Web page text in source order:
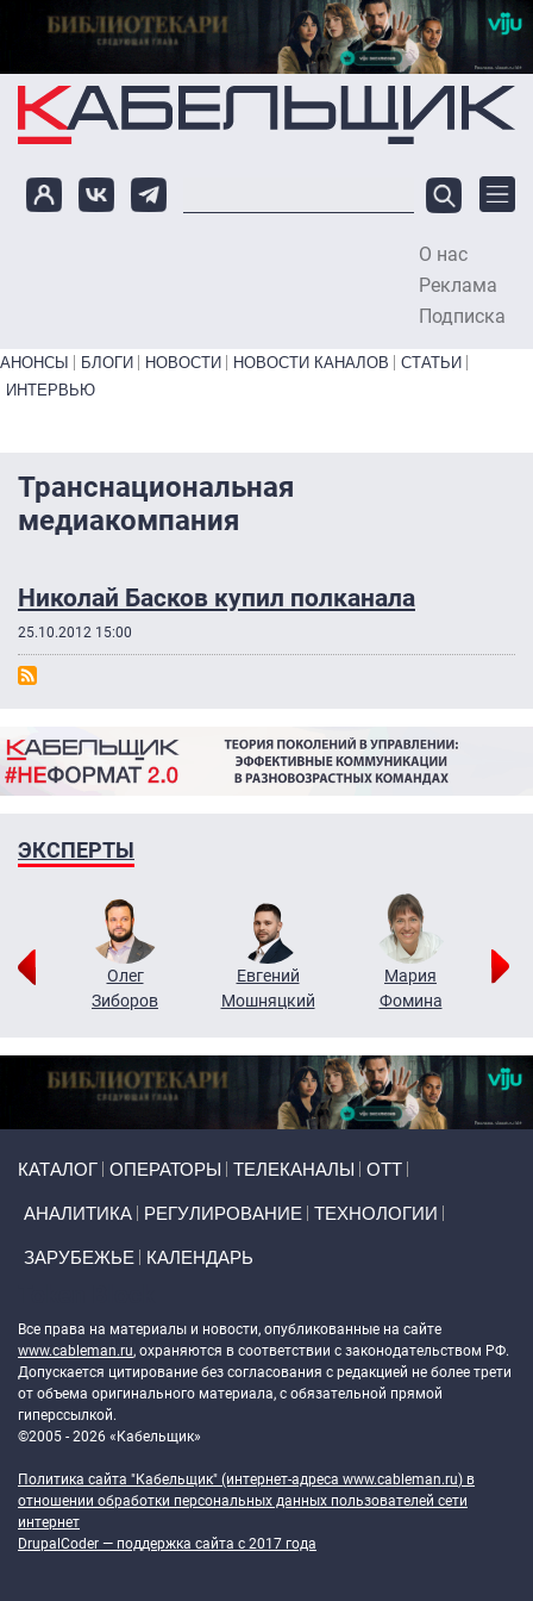
Перейти к основному содержанию
О нас
Реклама
Подписка
Primary links bottom
АНОНСЫ БЛОГИ НОВОСТИ НОВОСТИ КАНАЛОВ
СТАТЬИ
ИНТЕРВЬЮ
Транснациональная
медиакомпания
Николай Басков купил полканала
25.10.2012 15:00
ЭКСПЕРТЫ
Олег
Зиборов
Евгений
Мошняцкий
Мария
Фомина
КАТАЛОГ ОПЕРАТОРЫ ТЕЛЕКАНАЛЫ ОТТ
АНАЛИТИКА РЕГУЛИРОВАНИЕ ТЕХНОЛОГИИ
ЗАРУБЕЖЬЕ КАЛЕНДАРЬ
Все права на материалы и новости, опубликованные на сайте
www.cableman.ru, охраняются в соответствии с законодательством РФ.
Допускается цитирование без согласования с редакцией не более трети
от объема оригинального материала, с обязательной прямой
гиперссылкой.
©2005 - 2026 «Кабельщик»
Политика сайта "Кабельщик" (интернет-адреса www.cableman.ru) в
отношении обработки персональных данных пользователей сети
интернет
DrupalCoder — поддержка сайта c 2017 года